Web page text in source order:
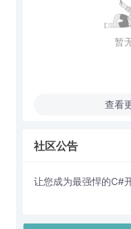
暂
查看
社区公告
让您成为最强悍的C#